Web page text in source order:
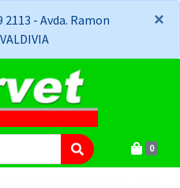
2113 - Avda. Ramon
×
×
0